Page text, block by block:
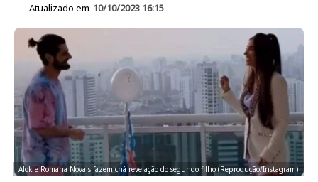
Atualizado em 10/10/2023 16:15
Alok e Romana Novais fazem chá revelação do segundo filho (Reprodução/Instagram)